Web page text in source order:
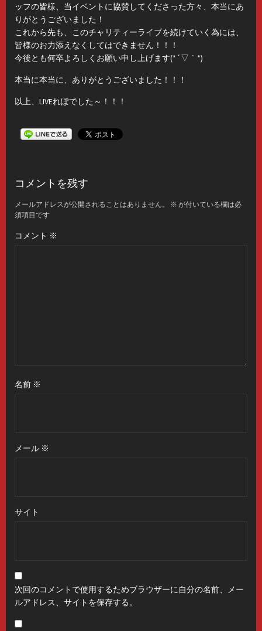
ッフの皆様、当イベントに協賛してくださった方々、本当にあ
りがとうございました！
これから先も、このチャリティーライブを続けていく為には、
皆様のお力添えなくしてはできません！！！
今後とも何卒よろしくお願い申し上げます(*´▽｀*)
本当に本当に、ありがとうございました！！！
以上、LIVEれぽでした～！！！
コメントを残す
メールアドレスが公開されることはありません。 ※ が付いている欄は必
須項目です
コメント ※
名前 ※
メール ※
サイト
次回のコメントで使用するためブラウザーに自分の名前、メー
ルアドレス、サイトを保存する。